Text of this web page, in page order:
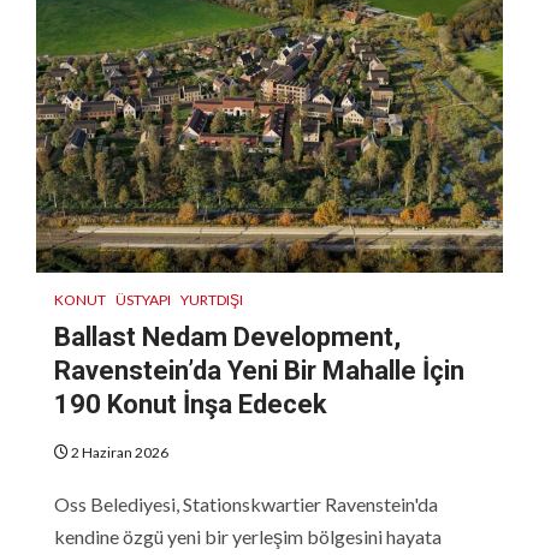
KONUT ÜSTYAPI YURTDIŞI
Ballast Nedam Development,
Ravenstein’da Yeni Bir Mahalle İçin
190 Konut İnşa Edecek
2 Haziran 2026
Oss Belediyesi, Stationskwartier Ravenstein'da
kendine özgü yeni bir yerleşim bölgesini hayata